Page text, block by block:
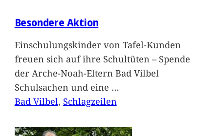
Besondere Aktion
Einschulungskinder von Tafel-Kunden
freuen sich auf ihre Schultüten – Spende
der Arche-Noah-Eltern Bad Vilbel
Schulsachen und eine …
Bad Vilbel, Schlagzeilen